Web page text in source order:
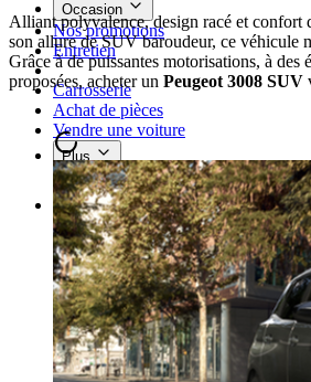
Occasion
Nos promotions
Entretien
Carrosserie
Achat de pièces
Vendre une voiture
Plus
FR
Alliant polyvalence, design racé et confort
son allure de SUV baroudeur, ce véhicule
Grâce à de puissantes motorisations, à
proposées, acheter un Peugeot 3008 SUV